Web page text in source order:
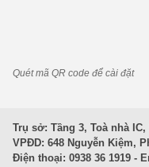
Quét mã QR code để cài đặt
Trụ sở: Tầng 3, Toà nhà IC,
VPĐD: 648 Nguyễn Kiệm,
Điện thoại: 0938 36 1919 -